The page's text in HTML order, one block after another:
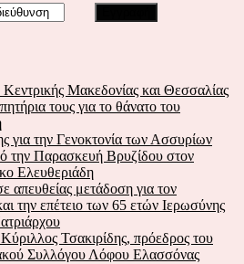
Μακεδονίας και Θεσσαλίας
τους για το θάνατο του
την Γενοκτονία των Ασσυρίων
την Παρασκευή Βρυζίδου στον
Ελευθεριάδη
μετάδοση για τον
την επέτειο των 65 ετών Ιερωσύνης
Τσακιρίδης, πρόεδρος του
Συλλόγου Λόφου Ελασσόνας